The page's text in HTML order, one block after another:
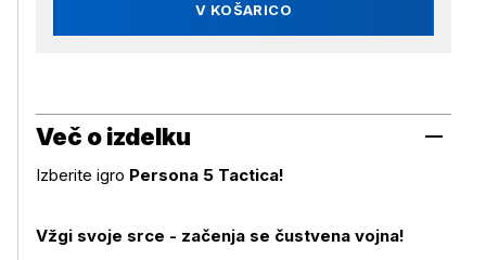
V KOŠARICO
Več o izdelku
Izberite igro Persona 5 Tactica!
Vžgi svoje srce - začenja se čustvena vojna!